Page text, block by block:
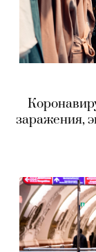
заражения,